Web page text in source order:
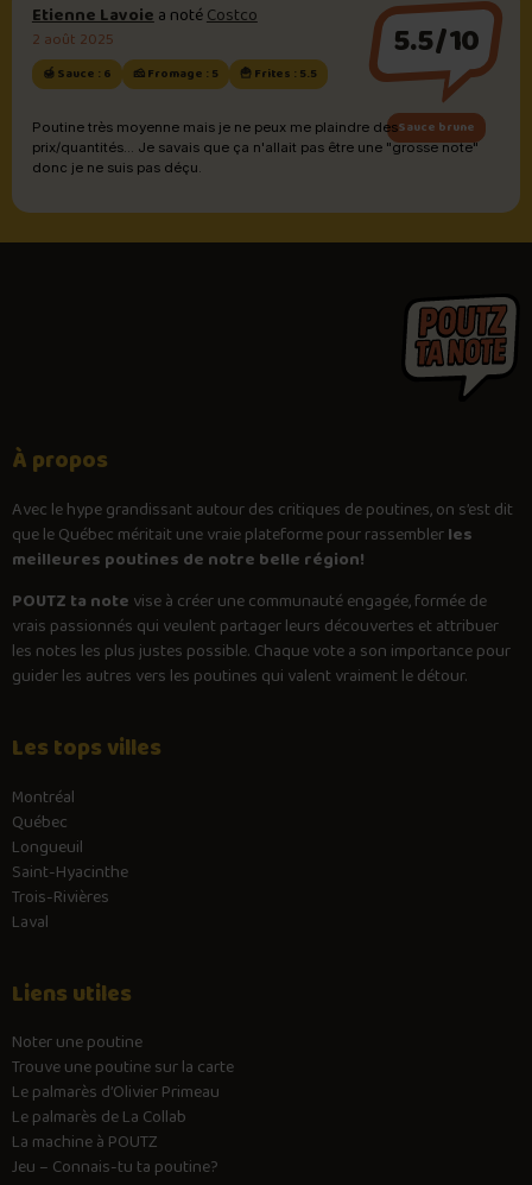
Etienne Lavoiea notéCostco
2 août 2025
🍯 Sauce : 6 🧀 Fromage : 5 🍟 Frites : 5.5
5.5/10
Sauce brune
Poutine très moyenne mais je ne peux me plaindre des
prix/quantités... Je savais que ça n'allait pas être une "grosse note"
donc je ne suis pas déçu.
À propos
Avec lehypegrandissant autour des critiques de poutines, on s’est dit
que le Québec méritait une vraie plateforme pour rassemblerles
meilleures poutines de notre belle région!
POUTZ ta note vise à créer une communauté engagée, formée de
vrais passionnés qui veulent partager leurs découvertes et attribuer
les notes les plus justes possible. Chaque vote a son importance pour
guider les autres vers les poutines qui valent vraiment le détour.
Les tops villes
Montréal
Québec
Longueuil
Saint-Hyacinthe
Trois-Rivières
Laval
Liens utiles
Noter une poutine
Trouve une poutine sur la carte
Le palmarès d’Olivier Primeau
Le palmarès de La Collab
La machine à POUTZ
Jeu – Connais-tu ta poutine?